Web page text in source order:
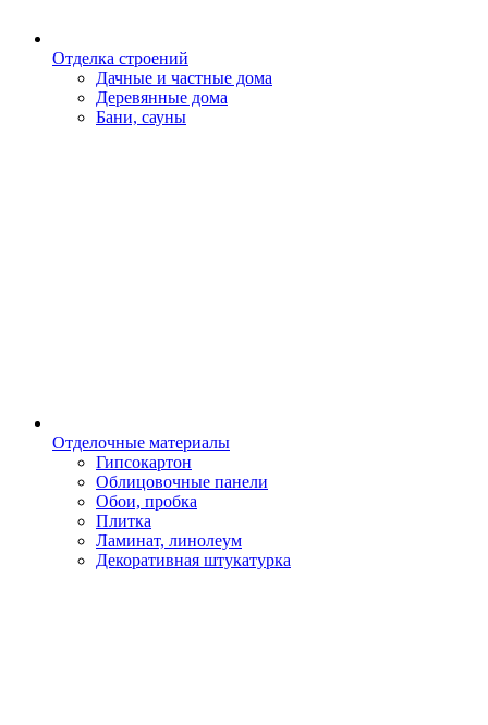
Отделка строений
Дачные и частные дома
Деревянные дома
Бани, сауны
Отделочные материалы
Гипсокартон
Облицовочные панели
Обои, пробка
Плитка
Ламинат, линолеум
Декоративная штукатурка